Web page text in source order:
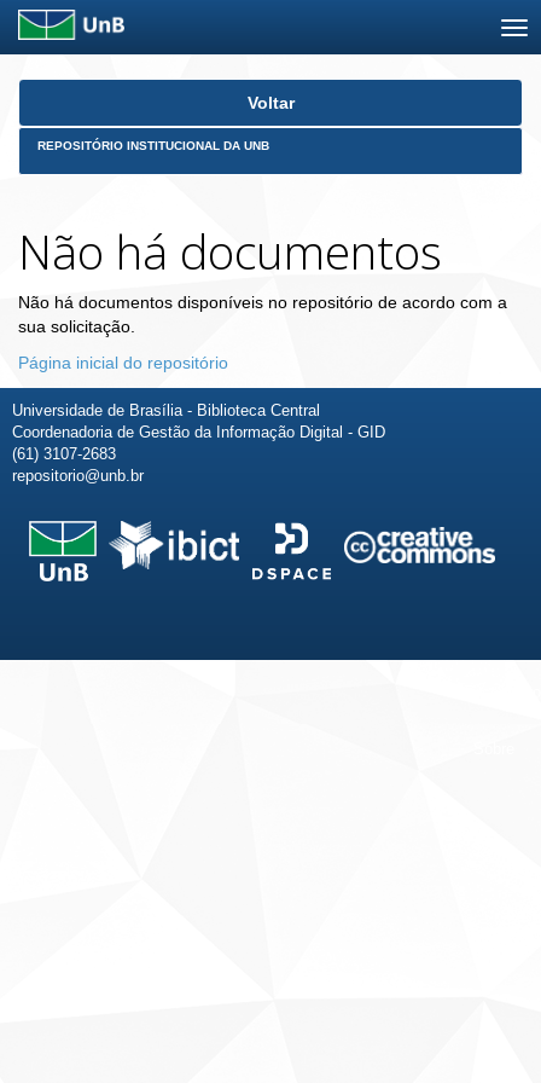
Skip
Voltar
REPOSITÓRIO INSTITUCIONAL DA UNB
Não há documentos
Não há documentos disponíveis no repositório de acordo com a
sua solicitação.
Página inicial do repositório
Universidade de Brasília - Biblioteca Central
Coordenadoria de Gestão da Informação Digital - GID
(61) 3107-2683
repositorio@unb.br